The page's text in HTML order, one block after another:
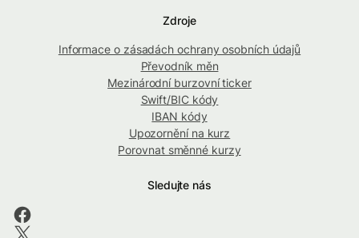
Zdroje
Informace o zásadách ochrany osobních údajů
Převodník měn
Mezinárodní burzovní ticker
Swift/BIC kódy
IBAN kódy
Upozornění na kurz
Porovnat směnné kurzy
Sledujte nás